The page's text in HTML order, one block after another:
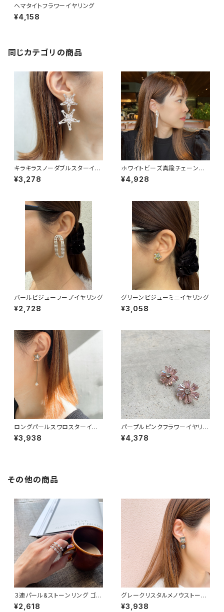
ヘマタイトフラワーイヤリング
¥4,158
同じカテゴリの商品
キラキラスノーダブルスターイヤ
リング
¥3,278
ホワイトビーズ真鍮チェーンイ
ヤリング
¥4,928
パールビジューフープイヤリング
¥2,728
グリーンビジューミニイヤリング
¥3,058
ロングパールスワロスターイヤ
リング
¥3,938
パープルピンクフラワーイヤリン
グ
¥4,378
その他の商品
３連パール&ストーンリング ゴー
ルド
¥2,618
グレークリスタルメノウストーン
イヤリング
¥3,938